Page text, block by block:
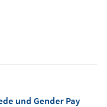
und Gender Pay